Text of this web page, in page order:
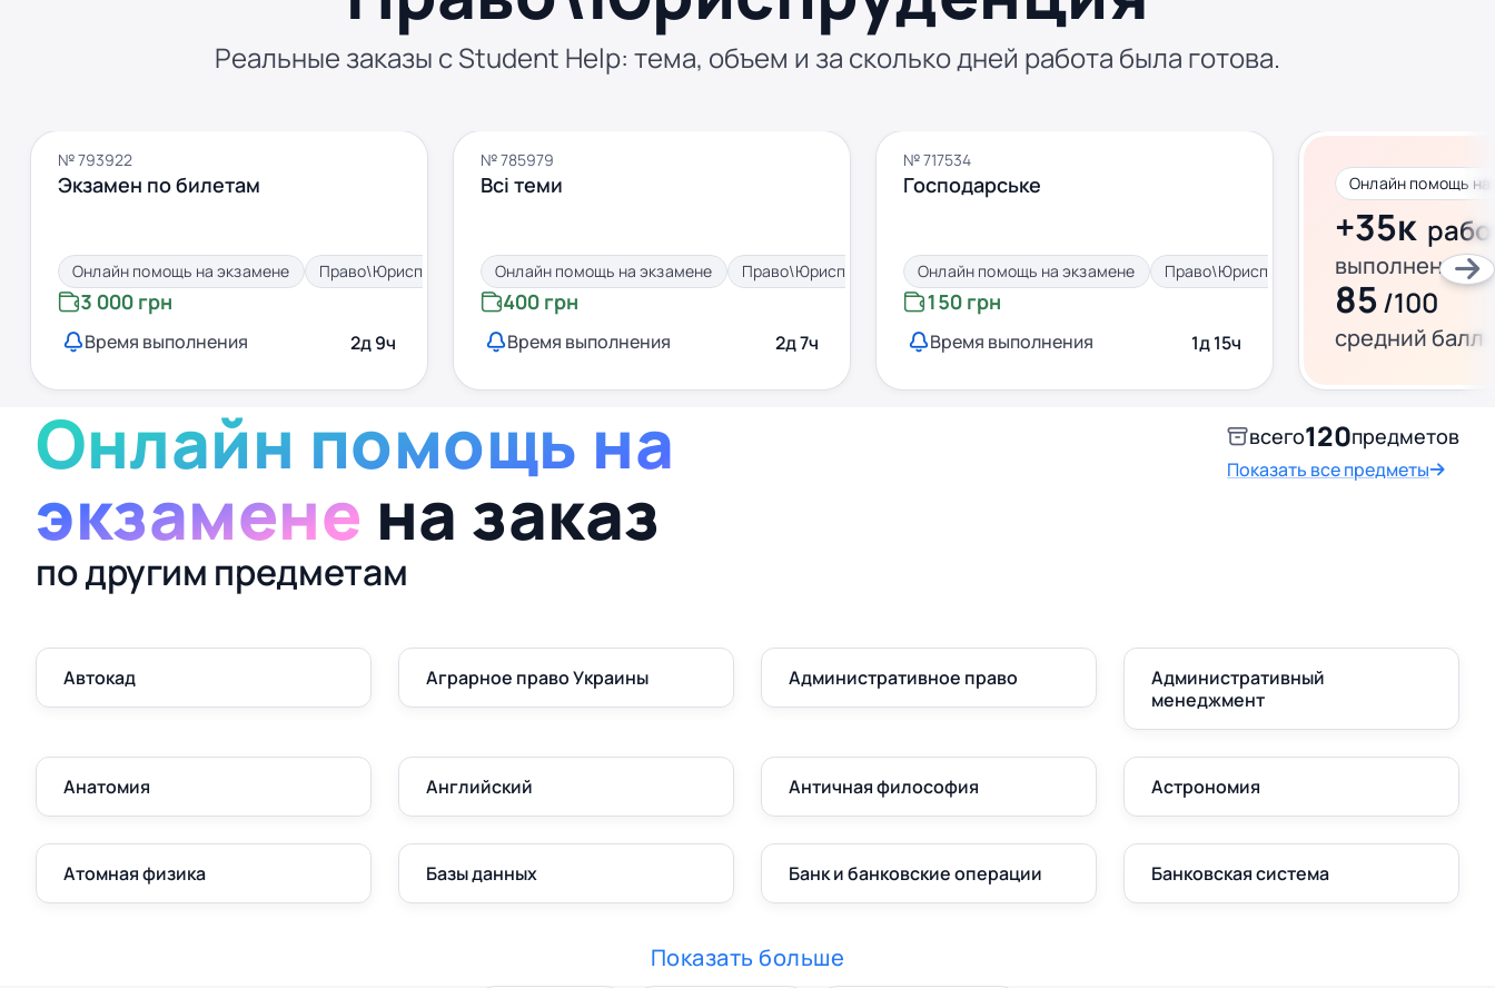
Реальные заказы с Student Help: тема, объем и за сколько дней работа была готова.
№ 793922
Экзамен по билетам
Онлайн помощь на экзамене Право\Юриспруденция
3 000 грн
Время выполнения 2д 9ч
№ 785979
Всі теми
Онлайн помощь на экзамене Право\Юриспруденция
400 грн
Время выполнения 2д 7ч
№ 717534
Господарське
Онлайн помощь на экзамене Право\Юриспруденция
150 грн
Время выполнения 1д 15ч
+35к
выполнено за
85/100
средний балл
Онлайн помощь на
экзамене на заказ
по другим предметам
всего120предметов
Показать все предметы
Автокад Аграрное право Украины Административное право
Административный
менеджмент
Анатомия Английский Античная философия Астрономия
Атомная физика Базы данных Банк и банковские операции Банковская система
Показать больше